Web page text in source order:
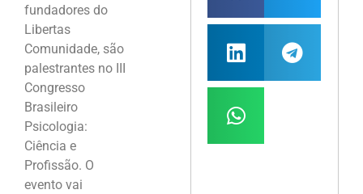
fundadores do
Libertas
Comunidade, são
palestrantes no III
Congresso
Brasileiro
Psicologia:
Ciência e
Profissão. O
evento vai